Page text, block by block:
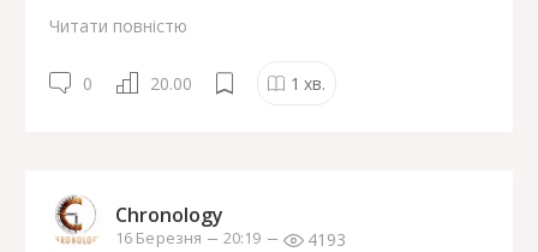
Читати повністю
0 20.00 1 хв.
Chronology
16 Березня 20:19 4193